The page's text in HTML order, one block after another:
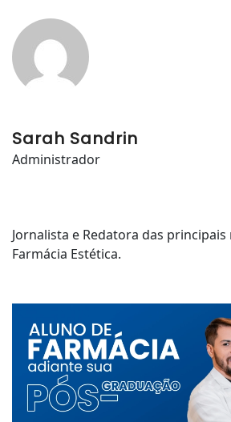
Sarah Sandrin
Administrador
Jornalista e Redatora das
Farmácia Estética.